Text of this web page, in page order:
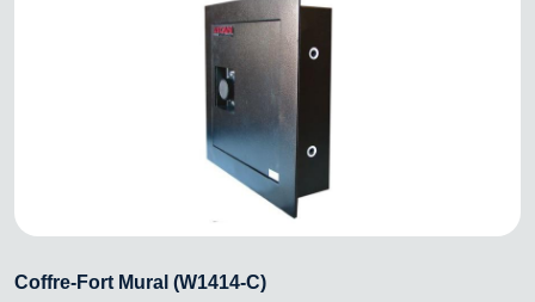
Coffre-Fort Mural (W1414-C)